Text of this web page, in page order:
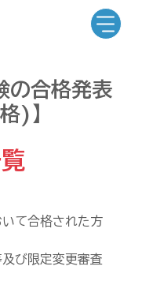
の合格発表
)】
て合格された方
び限定変更審査